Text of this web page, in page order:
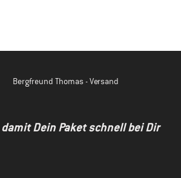
Bergfreund Thomas - Versand
Dein Paket schnell bei Dir